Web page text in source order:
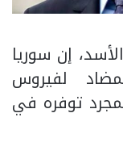
إن سوريا
لفيروس
(كوفيد- 19)، بمجرد توفره في